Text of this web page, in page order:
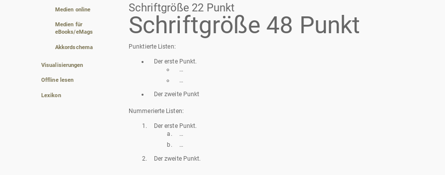
Medien online
Medien für
eBooks/eMags
Akkordschema
Visualisierungen
Offline lesen
Lexikon
Schriftgröße 22 Punkt
Schriftgröße 48 Punkt
Punktierte Listen:
Der erste Punkt.
…
…
Der zweite Punkt
Nummerierte Listen:
Der erste Punkt.
…
…
Der zweite Punkt.